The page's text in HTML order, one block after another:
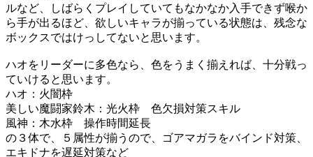
ルなど、しばらくプレイしていてもなかなか入手できず喉か
ら手が出るほど、欲しいキャラが揃っている状態は、残念な
ボックスではけっしてないと思います。
ハオをリーダーに多色なら、色をうまく揃えれば、十分戦っ
ていけると思います。
ハオ：火闇枠
美しい魔闘家鈴木：光火枠 色欠損対策スキル
風神：木水枠 操作時間延長
の３体で、５属性が揃うので、ゴアマガラをバインド対策、
エキドナを遅延対策など